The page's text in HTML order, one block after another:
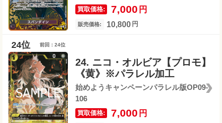
買取価格: 7,000 円
販売価格: 10,800 円
前回：24位
24. ニコ・オルビア【プロモ】
《黄》※パラレル加工
始めようキャンペーンパラレル版OP09-
106
買取価格: 7,000 円